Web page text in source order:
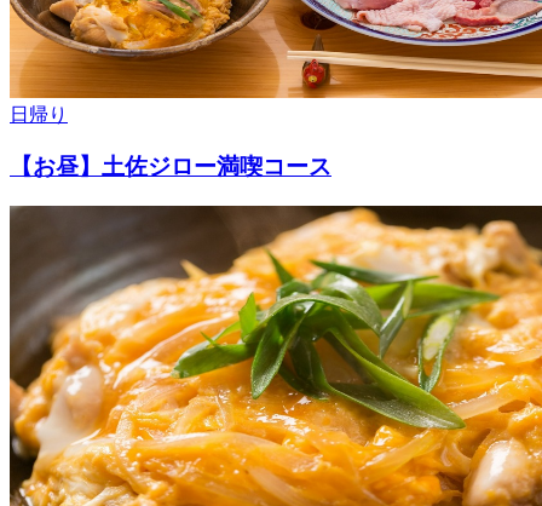
日帰り
【お昼】土佐ジロー満喫コース